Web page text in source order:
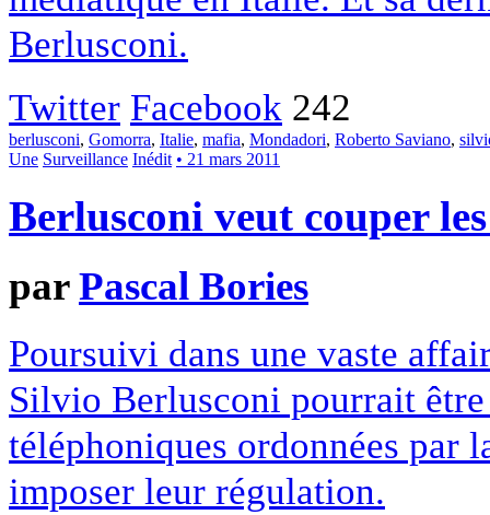
Berlusconi.
Twitter Facebook 242
berlusconi, Gomorra, Italie, mafia, Mondadori, Roberto Saviano,
Une Surveillance Inédit • 21 mars 2011
Berlusconi veut couper
parPascal Bories
Poursuivi dans une vaste
Silvio Berlusconi pourrait
téléphoniques ordonnées
imposer leur régulation.